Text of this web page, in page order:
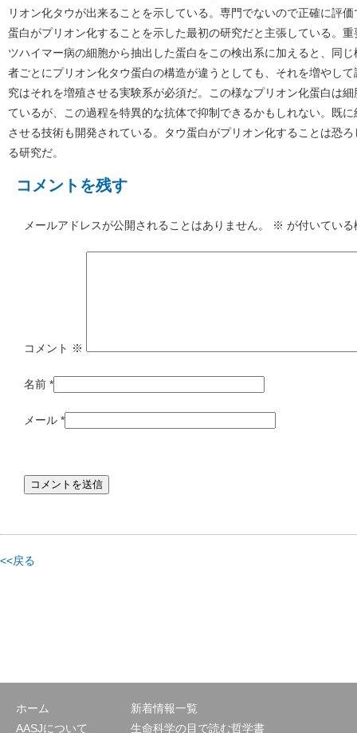
リオン化タウが出来ることを示している。専門でないので正確に評
蛋白がプリオン化することを示した最初の研究だと主張している。
ツハイマー病の細胞から抽出した蛋白をこの検出系に加えると、同
者ごとにプリオン化タウ蛋白の構造が違うとしても、それを増やし
究はそれを増殖させる実験系が必須だ。この様なプリオン化蛋白は
ているが、この過程を特異的な抗体で抑制できるかもしれない。既
させる技術も開発されている。タウ蛋白がプリオン化することは恐
る研究だ。
コメントを残す
メールアドレスが公開されることはありません。 ※ が付いてい
コメント ※
名前 *
メール *
<<戻る
ホーム
AASJについて
新着情報一覧
生命科学の目で読む哲学書